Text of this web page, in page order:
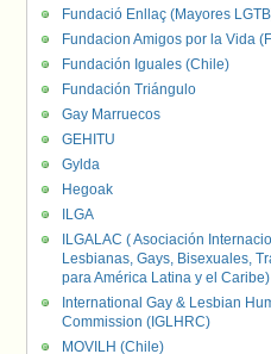
Fundació Enllaç (Mayores
Fundacion Amigos por la Vida
Fundación Iguales (Chile)
Fundación Triángulo
Gay Marruecos
GEHITU
Gylda
Hegoak
ILGA
ILGALAC ( Asociación
Lesbianas, Gays, Bisexuales,
para América Latina y el Caribe)
International Gay & Lesbian
Commission (IGLHRC)
MOVILH (Chile)